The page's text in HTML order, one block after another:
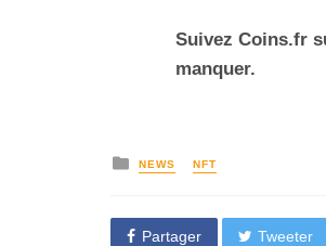
Suivez Coins.fr
manquer.
NEWS NFT
Partager Tweeter